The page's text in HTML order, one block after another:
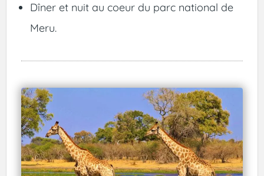
Dîner et nuit au coeur du parc national de
Meru.